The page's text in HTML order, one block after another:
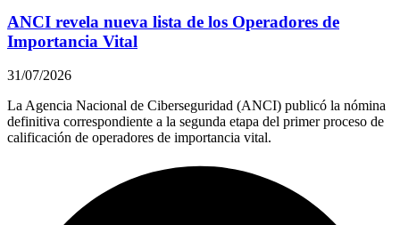
ANCI revela nueva lista de los Operadores de
Importancia Vital
31/07/2026
La Agencia Nacional de Ciberseguridad (ANCI) publicó la nómina
definitiva correspondiente a la segunda etapa del primer proceso de
calificación de operadores de importancia vital.